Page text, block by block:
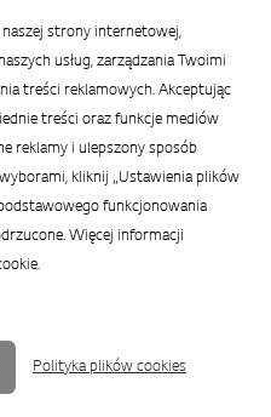
naszej strony internetowej,
usług, zarządzania Twoimi
treści reklamowych. Akceptując
treści oraz funkcje mediów
reklamy i ulepszony sposób
kliknij „Ustawienia plików
funkcjonowania
Więcej informacji
Polityka plików cookies